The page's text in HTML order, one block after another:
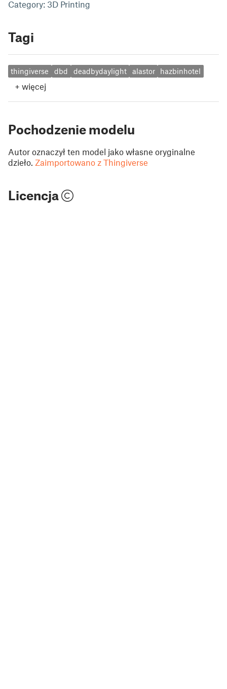
Category: 3D Printing
Tagi
thingiverse dbd deadbydaylight alastor hazbinhotel
+ więcej
Pochodzenie modelu
Autor oznaczył ten model jako własne oryginalne
dzieło. Zaimportowano z Thingiverse
Licencja